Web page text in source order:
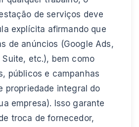
de serviços deve
explícita afirmando que
de anúncios (Google Ads,
Suite, etc.), bem como
públicos e campanhas
propriedade integral do
empresa). Isso garante
troca de fornecedor,